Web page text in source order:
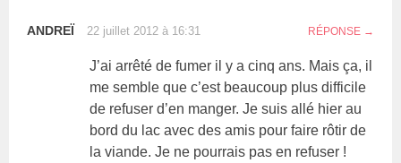
ANDREÏ 22 juillet 2012 à 16:31 RÉPONSE
J’ai arrêté de fumer il y a cinq ans. Mais ça, il
me semble que c’est beaucoup plus difficile
de refuser d’en manger. Je suis allé hier au
bord du lac avec des amis pour faire rôtir de
la viande. Je ne pourrais pas en refuser !